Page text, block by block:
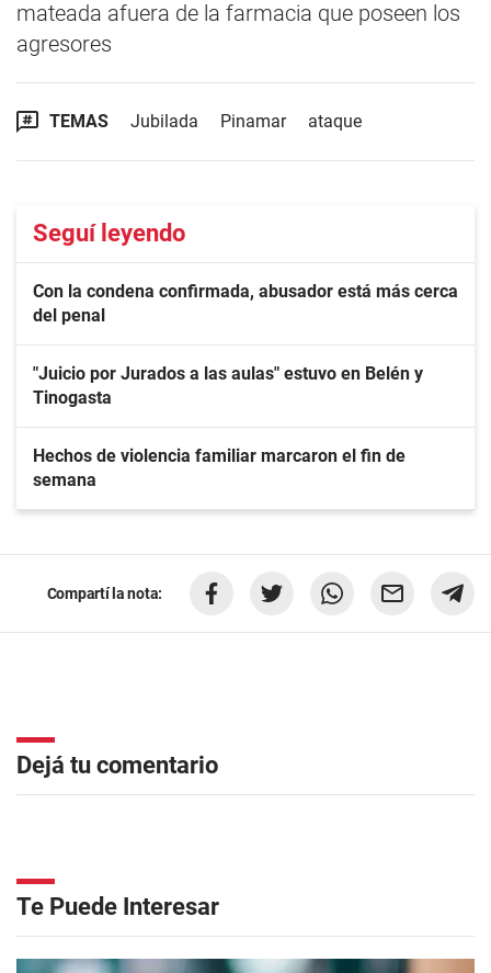
mateada afuera de la farmacia que poseen los
agresores
TEMAS Jubilada Pinamar ataque
Seguí leyendo
Con la condena confirmada, abusador está más cerca
del penal
"Juicio por Jurados a las aulas" estuvo en Belén y
Tinogasta
Hechos de violencia familiar marcaron el fin de
semana
Compartí la nota:
Dejá tu comentario
Te Puede Interesar